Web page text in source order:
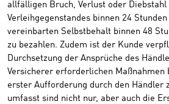
allfälligen Bruch, Verlust oder Diebstahl
Verleihgegenstandes binnen 24
vereinbarten Selbstbehalt binnen 48
zu bezahlen. Zudem ist der Kunde
Durchsetzung der Ansprüche des
Versicherer erforderlichen Maßnahmen
erster Aufforderung durch den Händler
umfasst sind nicht nur, aber auch die